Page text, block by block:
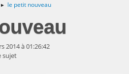
► le petit nouveau
2014 à 01:26:42
sujet